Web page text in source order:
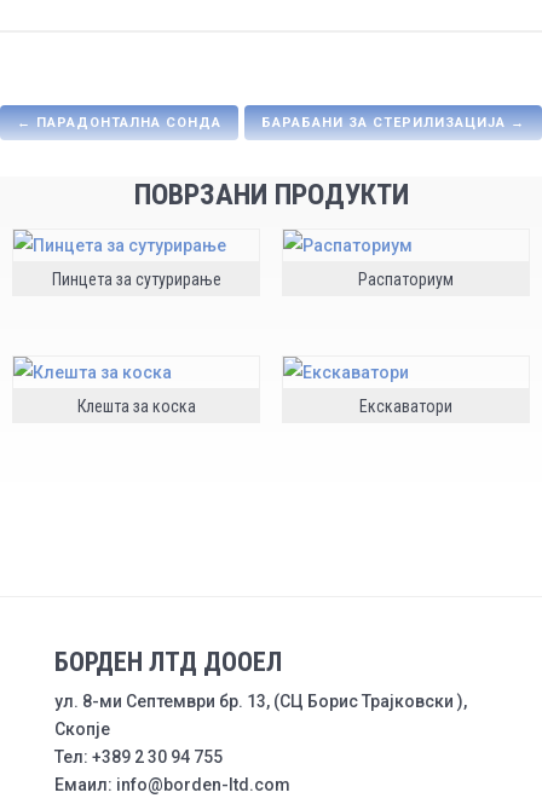
←ПАРАДОНТАЛНА СОНДА БАРАБАНИ ЗА СТЕРИЛИЗАЦИЈА→
ПОВРЗАНИ ПРОДУКТИ
Пинцета за сутурирање Распаториум
Клешта за коска Екскаватори
БОРДЕН ЛТД ДООЕЛ
ул. 8-ми Септември бр. 13, (СЦ Борис Трајковски ),
Скопје
Тел: +389 2 30 94 755
Емаил: info@borden-ltd.com